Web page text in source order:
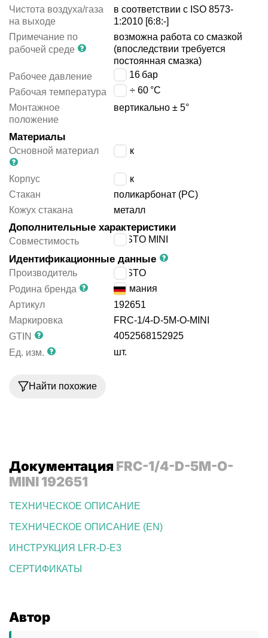
Чистота воздуха/газа
на выходе
в соответствии с ISO 8573-
1:2010 [6:8:-]
Примечание по
рабочей среде
возможна работа со смазкой
(впоследствии требуется
постоянная смазка)
Рабочее давление
1 ÷ 16 бар
Рабочая температура
-10 ÷ 60 °C
Монтажное
положение
вертикально ± 5°
Материалы
Основной материал цинк
Корпус
цинк
Стакан
поликарбонат (PC)
Кожух стакана
металл
Дополнительные характеристики
Совместимость FESTO MINI
Идентификационные данные
Производитель
FESTO
Родина бренда
Германия
Артикул
192651
Маркировка
FRC-1/4-D-5M-O-MINI
GTIN
4052568152925
Ед. изм.
шт.
Найти похожие
Документация FRC-1/4-D-5M-O-
MINI 192651
ТЕХНИЧЕСКОЕ ОПИСАНИЕ
ТЕХНИЧЕСКОЕ ОПИСАНИЕ (EN)
ИНСТРУКЦИЯ LFR-D-E3
СЕРТИФИКАТЫ
Автор